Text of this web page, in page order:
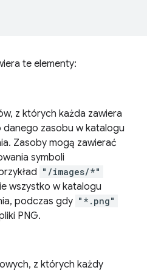
te elementy:
z których każda zawiera
danego zasobu w katalogu
Zasoby mogą zawierać
symboli
"/images/*"
wszystko w katalogu
podczas gdy "*.png"
PNG.
z których każdy